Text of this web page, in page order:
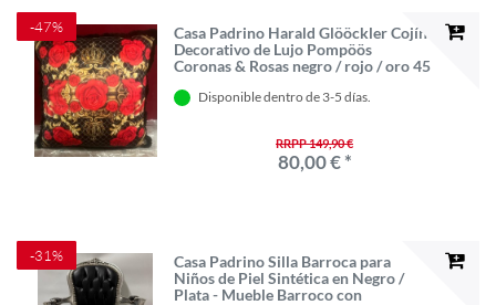
-47%
Casa Padrino Harald Glööckler Cojín
Decorativo de Lujo Pompöös
Coronas & Rosas negro / rojo / oro 45
Disponible dentro de 3-5 días.
RRPP 149,90 €
80,00 € *
-31%
Casa Padrino Silla Barroca para
Niños de Piel Sintética en Negro /
Plata - Mueble Barroco con